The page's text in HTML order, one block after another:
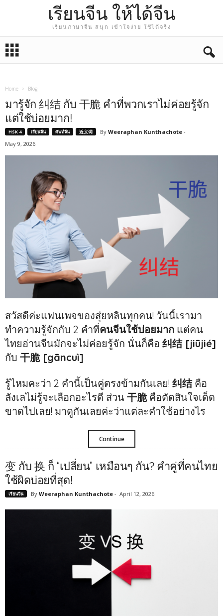
เรียนจีน ให้ได้จีน
เรียนภาษาจีน สนุก เข้าใจง่าย ใช้ได้จริง
Home Blog
มารู้จัก 纠结 กับ 干脆 คำที่พวกเราไม่ค่อยรู้จัก
แต่ใช้บ่อยมาก!
HSK 4 เรียนจีน ศัพท์จีน 近义词 By Weeraphan Kunthachote -
May 9, 2026
สวัสดีค่ะแฟนเพจของสุ่ยหลินทุกคน! วันนี้เรามา
ทำความรู้จักกับ 2 คำที่คนจีนใช้บ่อยมาก แต่คน
ไทยอ่านจีนมักจะไม่ค่อยรู้จัก นั่นก็คือ 纠结 [jiūjié]
กับ 干脆 [gāncuì]
รู้ไหมคะว่า 2 คำนี้เป็นคู่ตรงข้ามกันเลย! 纠结คือ
ลังเลไม่รู้จะเลือกอะไรดี ส่วน 干脆คือตัดสินใจเด็ด
ขาดไปเลย! มาดูกันเลยค่ะว่าแต่ละคำใช้อย่างไร
Continue
变 กับ 换 ก็ “เปลี่ยน” เหมือนๆ กัน? คำคู่ที่คนไทย
ใช้ผิดบ่อยที่สุด!
เรียนจีน By Weeraphan Kunthachote - April 12, 2026